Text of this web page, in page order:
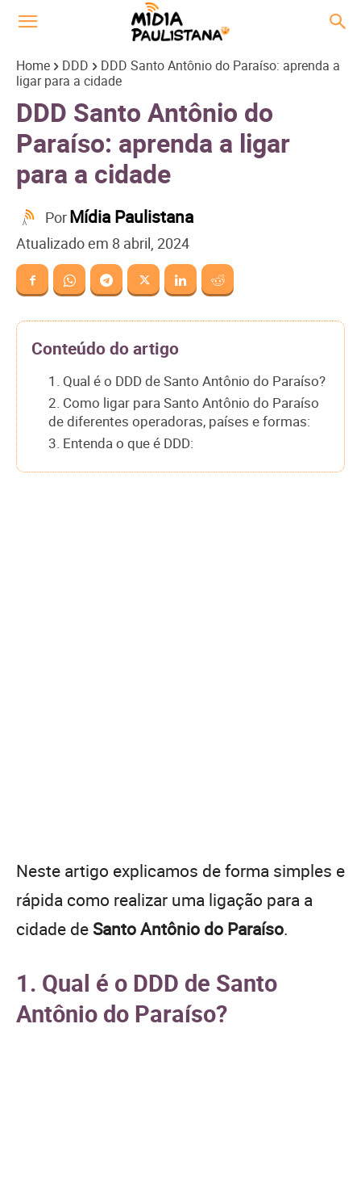
Home DDD
DDD Santo Antônio do Paraíso: aprenda a
ligar para a cidade
DDD Santo Antônio do
Paraíso: aprenda a ligar
para a cidade
PorMídia Paulistana
Atualizado em 8 abril, 2024
Conteúdo do artigo
1. Qual é o DDD de Santo Antônio do Paraíso?
2. Como ligar para Santo Antônio do Paraíso
de diferentes operadoras, países e formas:
3. Entenda o que é DDD:
Neste artigo explicamos de forma simples e
rápida como realizar uma ligação para a
cidade de Santo Antônio do Paraíso.
1. Qual é o DDD de Santo
Antônio do Paraíso?